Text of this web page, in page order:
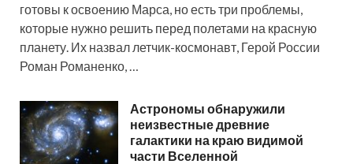
готовы к освоению Марса, но есть три проблемы,
которые нужно решить перед полетами на красную
планету. Их назвал летчик-космонавт, Герой России
Роман Романенко, …
Астрономы обнаружили
неизвестные древние
галактики на краю видимой
части Вселенной